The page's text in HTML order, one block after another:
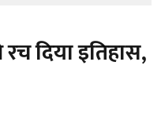
दिया इतिहास,